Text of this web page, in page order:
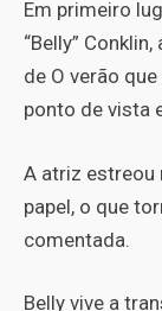
Em primeiro
“Belly”
de O verão
ponto de vista
A atriz estreou
papel, o que
comentada.
Belly vive a